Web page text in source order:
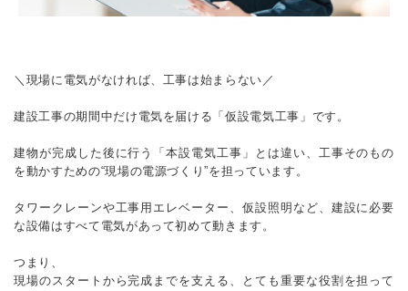
＼現場に電気がなければ、工事は始まらない／
建設工事の期間中だけ電気を届ける「仮設電気工事」です。
建物が完成した後に行う「本設電気工事」とは違い、工事そのもの
を動かすための“現場の電源づくり”を担っています。
タワークレーンや工事用エレベーター、仮設照明など、建設に必要
な設備はすべて電気があって初めて動きます。
つまり、
現場のスタートから完成までを支える、とても重要な役割を担って